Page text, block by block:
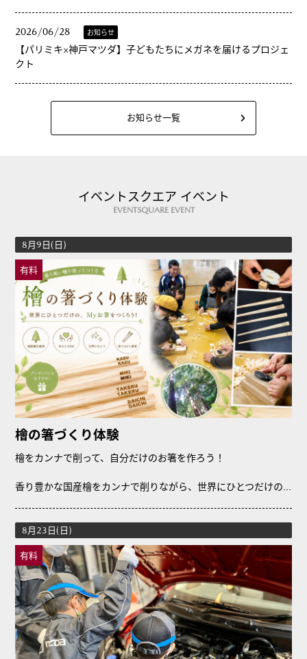
2026/06/28 お知らせ
【パリミキ×神戸マツダ】子どもたちにメガネを届けるプロジェ
クト
お知らせ一覧
イベントスクエア イベント
EVENTSQUARE EVENT
8月9日(日)
有料
檜の箸づくり体験
檜をカンナで削って、自分だけのお箸を作ろう！
香り豊かな国産檜をカンナで削りながら、世界にひとつだけの...
8月23日(日)
有料